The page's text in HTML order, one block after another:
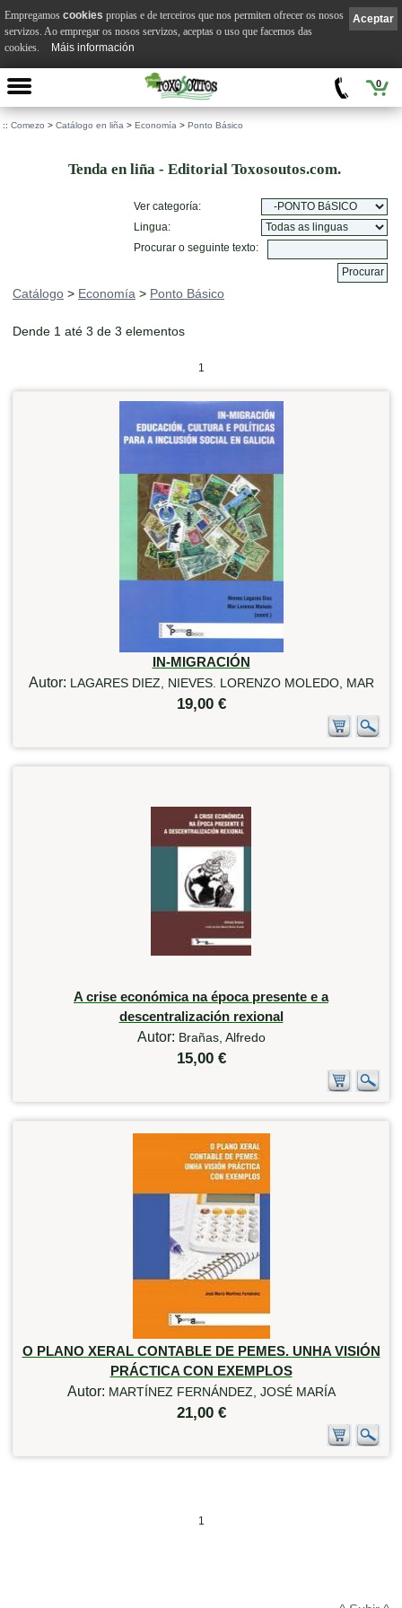
0
:: Comezo > Catálogo en liña > Economía > Ponto Básico
Tenda en liña - Editorial Toxosoutos.com.
Ver categoría:
Lingua:
Procurar o seguinte texto:
Catálogo > Economía > Ponto Básico
Dende 1 até 3 de 3 elementos
1
IN-MIGRACIÓN
Autor: LAGARES DIEZ, NIEVES. LORENZO MOLEDO, MAR
19,00 €
A crise económica na época presente e a
descentralización rexional
Autor: Brañas, Alfredo
15,00 €
O PLANO XERAL CONTABLE DE PEMES. UNHA VISIÓN
PRÁCTICA CON EXEMPLOS
Autor: MARTÍNEZ FERNÁNDEZ, JOSÉ MARÍA
21,00 €
1
Aceptar
Empregamos cookies propias e de terceiros que nos permiten ofrecer os nosos
servizos. Ao empregar os nosos servizos, aceptas o uso que facemos das
cookies.
Máis información